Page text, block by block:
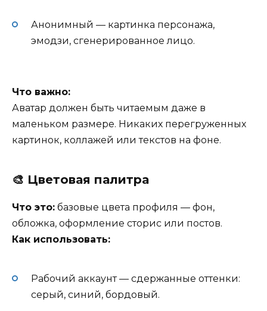
Анонимный — картинка персонажа,
эмодзи, сгенерированное лицо.
Что важно:
Аватар должен быть читаемым даже в
маленьком размере. Никаких перегруженных
картинок, коллажей или текстов на фоне.
🎨 Цветовая палитра
Что это: базовые цвета профиля — фон,
обложка, оформление сторис или постов.
Как использовать:
Рабочий аккаунт — сдержанные оттенки:
серый, синий, бордовый.